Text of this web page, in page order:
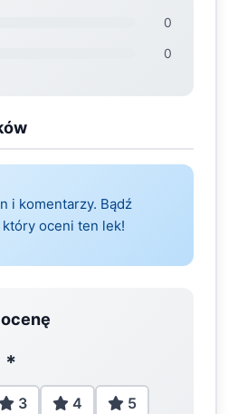
0
0
i komentarzy. Bądź
oceni ten lek!
*
3 4 5